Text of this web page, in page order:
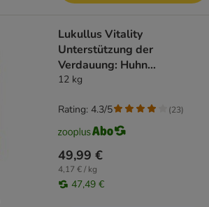
Lukullus Vitality
Unterstützung der
Verdauung: Huhn
(getreidefrei)
12 kg
49,99 €
4,17 € / kg
47,49 €
Rating: 4.3/5 (23)